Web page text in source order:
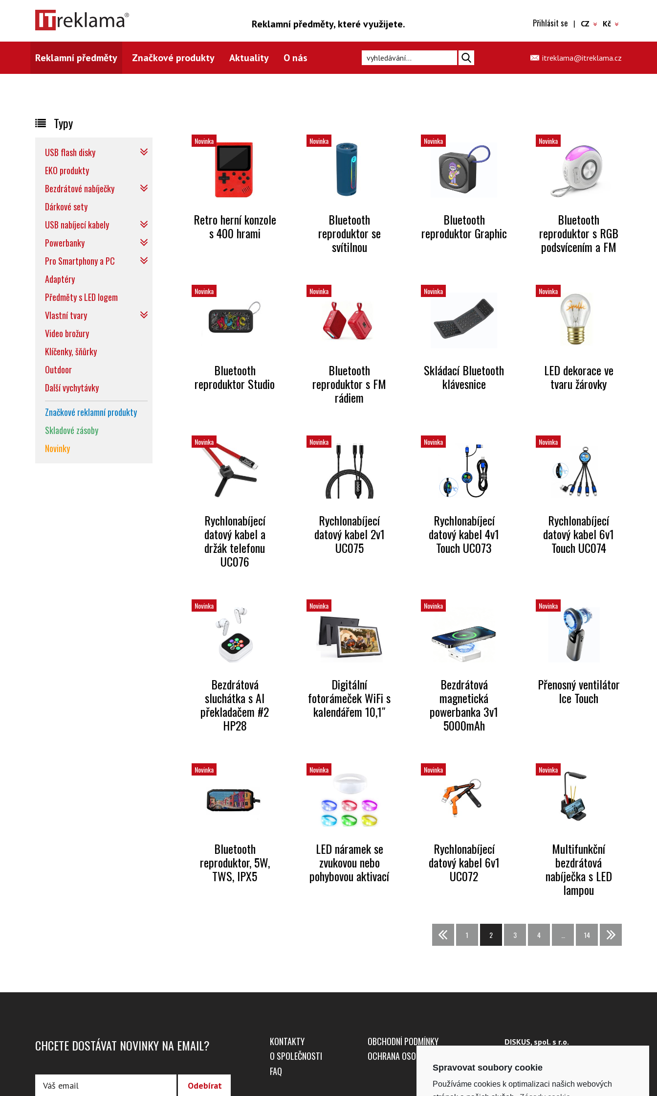
Reklamní předměty, které využijete. Přihlásit se | CZ Kč
Reklamní předměty Značkové produkty Aktuality O nás itreklama@itreklama.cz
Novinka
Retro herní konzole
s 400 hrami
Novinka
Bluetooth
reproduktor se
svítilnou
Novinka
Bluetooth
reproduktor Graphic
Novinka
Bluetooth
reproduktor s RGB
podsvícením a FM
Novinka
Bluetooth
reproduktor Studio
Novinka
Bluetooth
reproduktor s FM
rádiem
Novinka
Skládací Bluetooth
klávesnice
Novinka
LED dekorace ve
tvaru žárovky
Novinka
Rychlonabíjecí
datový kabel a
držák telefonu
UC076
Novinka
Rychlonabíjecí
datový kabel 2v1
UC075
Novinka
Rychlonabíjecí
datový kabel 4v1
Touch UC073
Novinka
Rychlonabíjecí
datový kabel 6v1
Touch UC074
Novinka
Bezdrátová
sluchátka s AI
překladačem #2
HP28
Novinka
Digitální
fotorámeček WiFi s
kalendářem 10,1″
Novinka
Bezdrátová
magnetická
powerbanka 3v1
5000mAh
Novinka
Přenosný ventilátor
Ice Touch
Novinka
Bluetooth
reproduktor, 5W,
TWS, IPX5
Novinka
LED náramek se
zvukovou nebo
pohybovou aktivací
Novinka
Rychlonabíjecí
datový kabel 6v1
UC072
Novinka
Multifunkční
bezdrátová
nabíječka s LED
lampou
<< 1 2 3 4 14 >>
Typy
USB flash disky
EKO produkty
Bezdrátové nabíječky
Dárkové sety
USB nabíjecí kabely
Powerbanky
Pro Smartphony a PC
Adaptéry
Předměty s LED logem
Vlastní tvary
Video brožury
Klíčenky, šňůrky
Outdoor
Další vychytávky
Značkové reklamní produkty
Skladové zásoby
Novinky
CHCETE DOSTÁVAT NOVINKY NA EMAIL?
KONTAKTY
O SPOLEČNOSTI
FAQ
OBCHODNÍ PODMÍNKY
OCHRANA OSOBNÍCH ÚDAJŮ
DISKUS, spol. s r.o.
DIČ: CZ41195183
Fakturační adresa:
Spravovat soubory cookie
Používáme cookies k optimalizaci našich webových